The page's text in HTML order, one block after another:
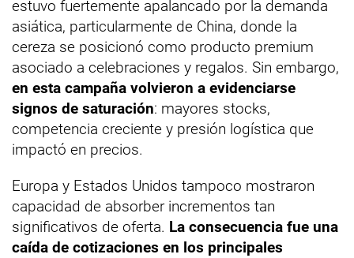
estuvo fuertemente apalancado por la demanda
asiática, particularmente de China, donde la
cereza se posicionó como producto premium
asociado a celebraciones y regalos. Sin embargo,
en esta campaña volvieron a evidenciarse
signos de saturación: mayores stocks,
competencia creciente y presión logística que
impactó en precios.
Europa y Estados Unidos tampoco mostraron
capacidad de absorber incrementos tan
significativos de oferta. La consecuencia fue una
caída de cotizaciones en los principales